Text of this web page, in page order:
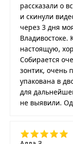
рассказали о
и скинули
через 3 дня
Владивостоке.
настоящую,
Собирается
зонтик, очень
упакована в
для
не выявили.